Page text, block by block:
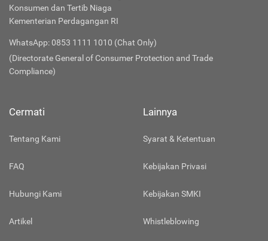
Konsumen dan Tertib Niaga
Kementerian Perdagangan RI
WhatsApp: 0853 1111 1010 (Chat Only)
(Directorate General of Consumer Protection and Trade
Compliance)
Cermati
Tentang Kami
FAQ
Hubungi Kami
Artikel
Lainnya
Syarat & Ketentuan
Kebijakan Privasi
Kebijakan SMKI
Whistleblowing